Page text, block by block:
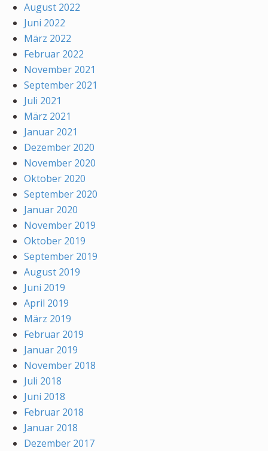
August 2022
Juni 2022
März 2022
Februar 2022
November 2021
September 2021
Juli 2021
März 2021
Januar 2021
Dezember 2020
November 2020
Oktober 2020
September 2020
Januar 2020
November 2019
Oktober 2019
September 2019
August 2019
Juni 2019
April 2019
März 2019
Februar 2019
Januar 2019
November 2018
Juli 2018
Juni 2018
Februar 2018
Januar 2018
Dezember 2017